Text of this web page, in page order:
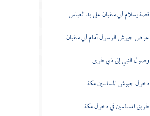
قصة إسلام أبي سفيان على يد العباس
عرض جيوش الرسول أمام أبي سفيان
وصول النبي إلى ذي طوى
دخول جيوش المسلمين مكة
طريق المسلمين في دخول مكة